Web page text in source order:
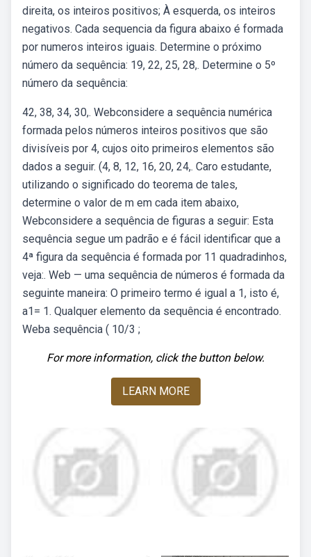
direita, os inteiros positivos; À esquerda, os inteiros
negativos. Cada sequencia da figura abaixo é formada
por numeros inteiros iguais. Determine o próximo
número da sequência: 19, 22, 25, 28,. Determine o 5º
número da sequência:
42, 38, 34, 30,. Webconsidere a sequência numérica
formada pelos números inteiros positivos que são
divisíveis por 4, cujos oito primeiros elementos são
dados a seguir. (4, 8, 12, 16, 20, 24,. Caro estudante,
utilizando o significado do teorema de tales,
determine o valor de m em cada item abaixo,
Webconsidere a sequência de figuras a seguir: Esta
sequência segue um padrão e é fácil identificar que a
4ª figura da sequência é formada por 11 quadradinhos,
veja:. Web — uma sequência de números é formada da
seguinte maneira: O primeiro termo é igual a 1, isto é,
a1= 1. Qualquer elemento da sequência é encontrado.
Weba sequência ( 10/3 ;
For more information, click the button below.
LEARN MORE